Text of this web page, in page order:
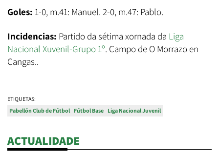
Goles: 1-0, m.41: Manuel. 2-0, m.47: Pablo.
Incidencias: Partido da sétima xornada da Liga
Nacional Xuvenil-Grupo 1º. Campo de O Morrazo en
Cangas..
ETIQUETAS:
Pabellón Club de Fútbol Fútbol Base Liga Nacional Juvenil
ACTUALIDADE